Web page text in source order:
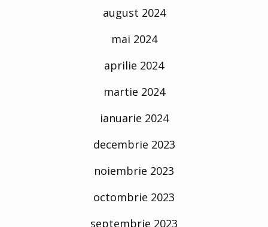
august 2024
mai 2024
aprilie 2024
martie 2024
ianuarie 2024
decembrie 2023
noiembrie 2023
octombrie 2023
septembrie 2023